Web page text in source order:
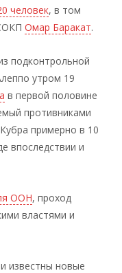
человек, в том
Омар Баракат.
подконтрольной
утром 19
в первой половине
противниками
примерно в 10
впоследствии и
ООН, проход
властями и
известны новые